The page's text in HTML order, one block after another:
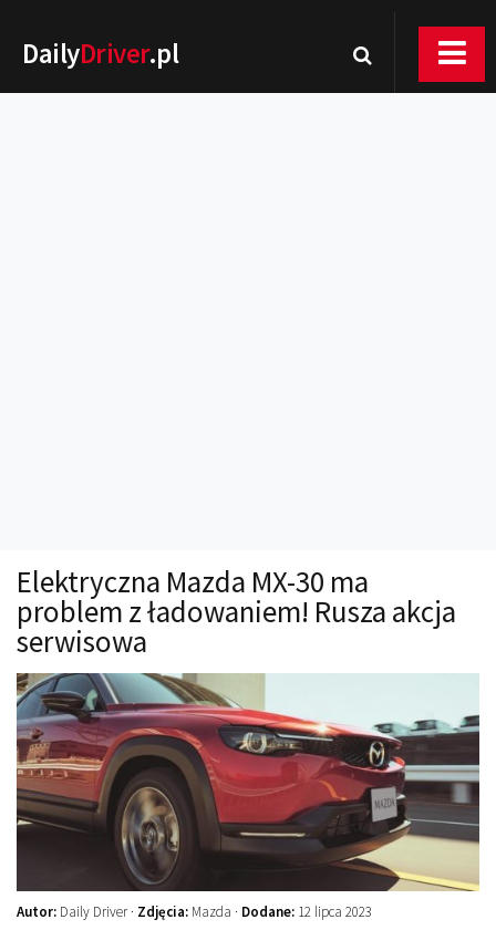
DailyDriver.pl
Technika jazdy
Oświetlenie
Kalkulatory
Przelicznik mocy
Auto z niemiec
Galerie
Elektryczna Mazda MX-30 ma
problem z ładowaniem! Rusza akcja
serwisowa
Autor: Daily Driver · Zdjęcia: Mazda · Dodane: 12 lipca 2023